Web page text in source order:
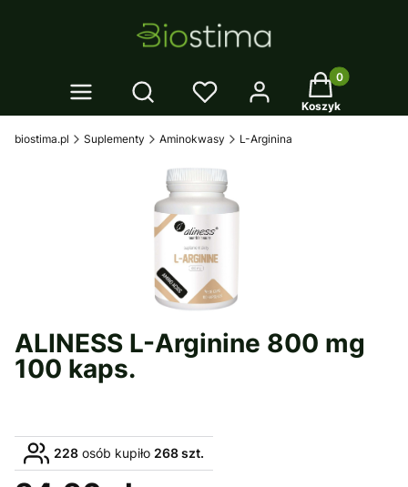
Otwórz wyszukiwarkę Twój koszyk:
Koszyk
biostima.pl Suplementy Aminokwasy L-Arginina
ALINESS L-Arginine 800 mg
100 kaps.
228 osób kupiło 268 szt.